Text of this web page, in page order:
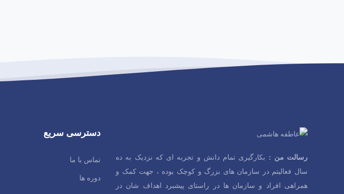
رسالت من : بکارگیری تمام دانش و تجربه ای که نزدیک به ده
سال فعالیتم در سازمان های بزرگ و کوچک بوده ، جهت کمک و
همراهی افراد و سازمان ها در راستای پیشبرد اهداف شان در
دسترسی سریع
تماس با ما
دوره ها